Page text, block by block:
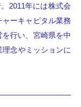
2011年には株式会
ーキャピタル業務
行い、宮崎県を中
念やミッションに